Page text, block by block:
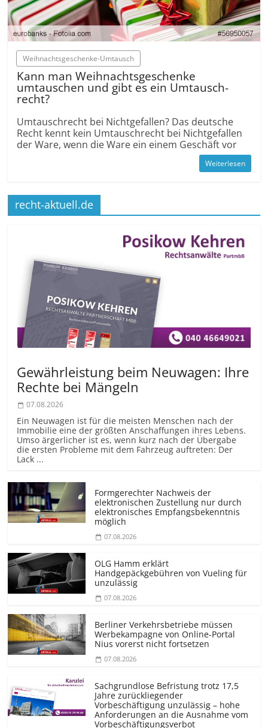
Weihnachts­geschenke-Um­tausch
Kann man Weihnachts­geschenke
umtauschen und gibt es ein Umtausch­
recht?
Umtausch­recht bei Nicht­gefallen? Das deutsche
Recht kennt kein Umtausch­recht bei Nicht­gefallen
der Ware, wenn die Ware ein einem Geschäft vor
Weiterlesen
recht-aktuell.de
Gewährleistung beim Neuwagen: Ihre
Rechte bei Mängeln
07.08.2026
Ein Neuwagen ist für die meisten Menschen nach der
Immobilie eine der größten Anschaffungen ihres Lebens.
Umso ärgerlicher ist es, wenn kurz nach der Übergabe
die ersten Probleme mit dem Fahrzeug auftreten: Der
Lack ...
Formgerechter Nachweis der
elektronischen Zustellung nur durch
elektronisches Empfangsbekenntnis
möglich
07.08.2026
OLG Hamm erklärt
Handgepäckgebühren von Vueling für
unzulässig
07.08.2026
Berliner Verkehrsbetriebe müssen
Werbekampagne von Online-Portal
Nius vorerst nicht fortsetzen
07.08.2026
Sachgrundlose Befristung trotz 17,5
Jahre zurückliegender
Vorbeschäftigung unzulässig – hohe
Anforderungen an die Ausnahme vom
Vorbeschäf­tigungsverbot